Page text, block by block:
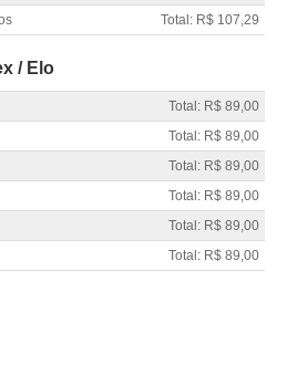
Total: R$ 107,29
/ Elo
Total: R$ 89,00
Total: R$ 89,00
Total: R$ 89,00
Total: R$ 89,00
Total: R$ 89,00
Total: R$ 89,00